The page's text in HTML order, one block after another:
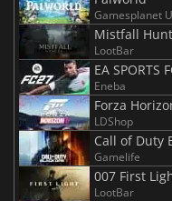
Gamesplanet
Mistfall
LootBar
EA SPORTS
Eneba
Forza
LDShop
Call of Duty
Gamelife
007 First
LootBar